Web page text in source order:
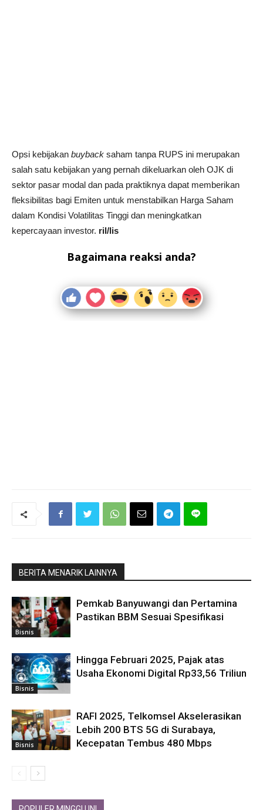
Opsi kebijakan buyback saham tanpa RUPS ini merupakan
salah satu kebijakan yang pernah dikeluarkan oleh OJK di
sektor pasar modal dan pada praktiknya dapat memberikan
fleksibilitas bagi Emiten untuk menstabilkan Harga Saham
dalam Kondisi Volatilitas Tinggi dan meningkatkan
kepercayaan investor. ril/lis
Bagaimana reaksi anda?
BERITA MENARIK LAINNYA
Bisnis
Pemkab Banyuwangi dan Pertamina
Pastikan BBM Sesuai Spesifikasi
Bisnis
Hingga Februari 2025, Pajak atas
Usaha Ekonomi Digital Rp33,56 Triliun
Bisnis
RAFI 2025, Telkomsel Akselerasikan
Lebih 200 BTS 5G di Surabaya,
Kecepatan Tembus 480 Mbps